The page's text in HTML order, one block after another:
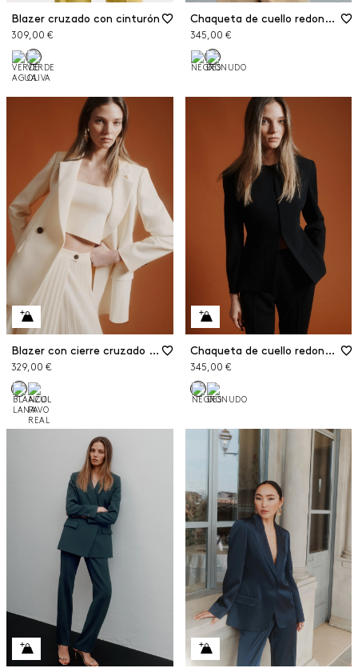
Blazer cruzado con cinturón
309,00 €
Chaqueta de cuello redondo de satén envers
345,00 €
Blazer con cierre cruzado de doble botón de satén envers
329,00 €
Chaqueta de cuello redondo de satén envers
345,00 €